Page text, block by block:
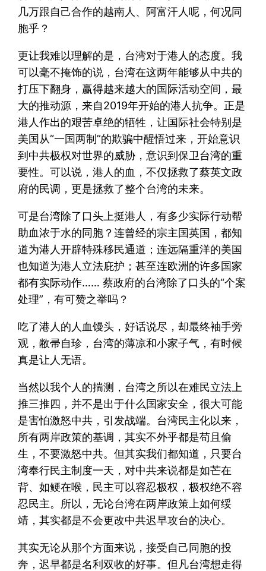
几万跟自己合作的越南人、阿富汗人呢，何况同
胞乎？
更让我难以理解的是，台湾对于港人的态度。我
可以毫不掩饰的说，台湾在这两年能够从中共的
打压下翻身，赢得越来越大的国际活动空间，最
大的推动源，来自2019年开始的港人抗争。正是
港人作出的艰苦卓绝的牺牲，让国际社会特别是
美国从“一国两制”的欺骗中醒悟过来，开始意识
到中共极权对世界的威胁，意识到保卫台湾的重
要性。可以说，港人的血，不仅拯救了蔡英文政
府的民调，更是拯救了整个台湾的未来。
可是台湾除了口头上挺港人，有多少实际行动帮
助血浓于水的同胞？连曾经的宗主国英国，都知
道为港人开辟特殊移民通道；连远隔重洋的美国
也知道为港人立法庇护；甚至连欧洲的许多国家
都有实际动作…… 蔡政府的台湾除了口头的“个案
处理”，有可赞之举吗？
吃了港人的人血馒头，好话说尽，却最终袖手旁
观，敝帚自珍，台湾的薄凉和小家子气，有时候
真是让人无语。
当然以我个人的揣测，台湾之所以在难民立法上
推三推四，并不是出于什么国家安全，很大可能
是害怕激怒中共，引发战端。台湾民主化以来，
所有两岸政策的基调，其实不外乎都是苟且偷
生，不要激怒中共。但其实我们都知道，只要台
湾奉行民主制度一天，对中共来说都是如芒在
背、如鲠在喉，民主可以容忍极权，极权绝不容
忍民主。所以，无论台湾在两岸政策上如何绥
靖，其实都是不会更改中共迟早攻台的决心。
其实无论从那个方面来说，接受自己同胞的投
奔，迟早都是名利双收的好事。但凡台湾想走得